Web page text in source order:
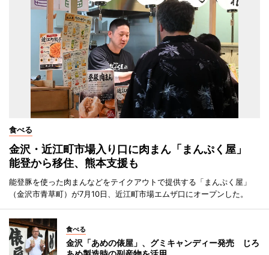
食べる
金沢・近江町市場入り口に肉まん「まんぷく屋」
能登から移住、熊本支援も
能登豚を使った肉まんなどをテイクアウトで提供する「まんぷく屋」
（金沢市青草町）が7月10日、近江町市場エムザ口にオープンした。
食べる
金沢「あめの俵屋」、グミキャンディー発売 じろ